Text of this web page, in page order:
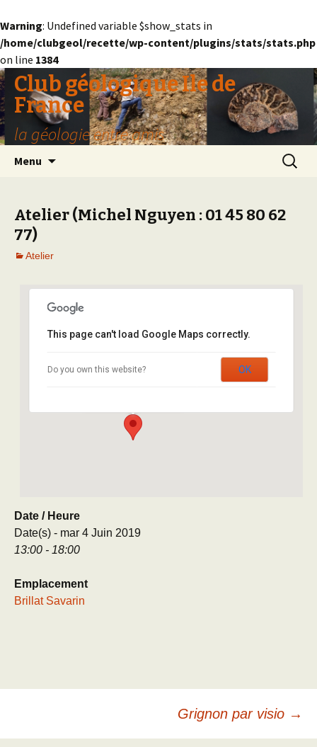
Warning: Undefined variable $show_stats in
/home/clubgeol/recette/wp-content/plugins/stats/stats.php
on line 1384
Club géologique Ile de
France
la géologie entre amis
Menu
Atelier (Michel Nguyen : 01 45 80 62
77)
Atelier
Brillat Savarin
This page can't load Google Maps correctly.
Do you own this website? OK
Date / Heure
Date(s) - mar 4 Juin 2019
13:00 - 18:00
Emplacement
Brillat Savarin
Grignon par visio →